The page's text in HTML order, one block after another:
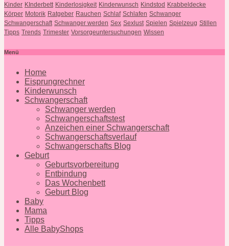
Kinder KInderbett Kinderlosigkeit Kinderwunsch Kindstod Krabbeldecke
Körper Motorik Ratgeber Rauchen Schlaf Schlafen Schwanger
Schwangerschaft Schwanger werden Sex Sexlust Spielen Spielzeug Stillen
Tipps Trends Trimester Vorsorgeuntersuchungen Wissen
Menü
Home
Eisprungrechner
Kinderwunsch
Schwangerschaft
Schwanger werden
Schwangerschaftstest
Anzeichen einer Schwangerschaft
Schwangerschaftsverlauf
Schwangerschafts Blog
Geburt
Geburtsvorbereitung
Entbindung
Das Wochenbett
Geburt Blog
Baby
Mama
Tipps
Alle BabyShops